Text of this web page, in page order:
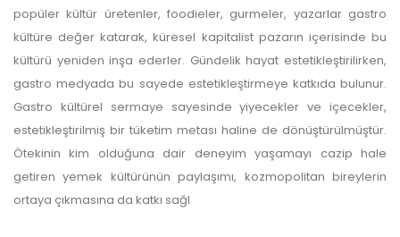
popüler kültür üretenler, foodieler, gurmeler, yazarlar gastro
kültüre değer katarak, küresel kapitalist pazarın içerisinde bu
kültürü yeniden inşa ederler. Gündelik hayat estetikleştirilirken,
gastro medyada bu sayede estetikleştirmeye katkıda bulunur.
Gastro kültürel sermaye sayesinde yiyecekler ve içecekler,
estetikleştirilmiş bir tüketim metası haline de dönüştürülmüştür.
Ötekinin kim olduğuna dair deneyim yaşamayı cazip hale
getiren yemek kültürünün paylaşımı, kozmopolitan bireylerin
ortaya çıkmasına da katkı sağl